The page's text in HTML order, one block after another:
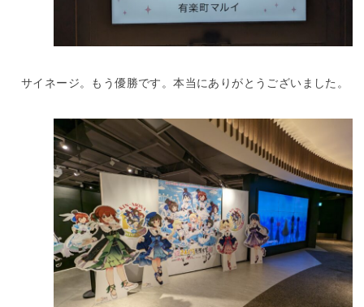
サイネージ。もう優勝です。本当にありがとうございました。